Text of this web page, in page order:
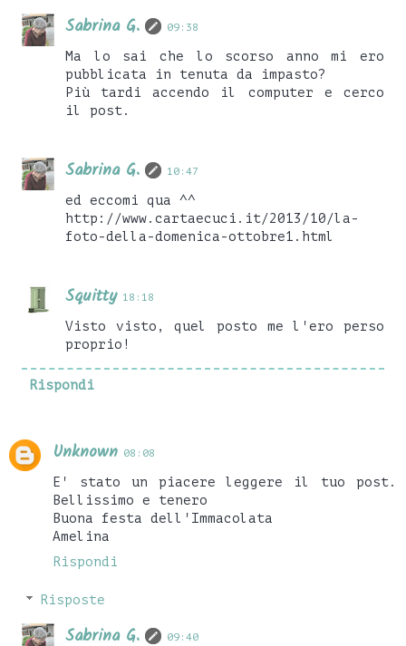
Sabrina G. 09:38
Ma lo sai che lo scorso anno mi ero
pubblicata in tenuta da impasto?
Più tardi accendo il computer e cerco
il post.
Sabrina G. 10:47
ed eccomi qua ^^
http://www.cartaecuci.it/2013/10/la-
foto-della-domenica-ottobre1.html
Squitty 18:18
Visto visto, quel posto me l'ero perso
proprio!
Rispondi
Unknown 08:08
E' stato un piacere leggere il tuo post.
Bellissimo e tenero
Buona festa dell'Immacolata
Amelina
Rispondi
Risposte
Sabrina G. 09:40